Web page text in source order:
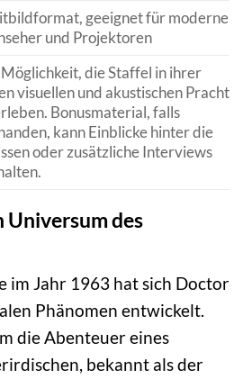
geeignet für moderne
und Projektoren
die Staffel in ihrer
visuellen und akustischen Pracht
Bonusmaterial, falls
kann Einblicke hinter die
oder zusätzliche Interviews
Universum des
im Jahr 1963 hat sich Doctor
Phänomen entwickelt.
die Abenteuer eines
bekannt als der